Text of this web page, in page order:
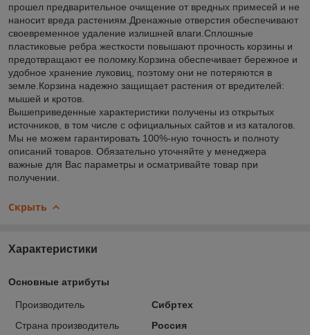
прошел предварительное очищение от вредных примесей и не
наносит вреда растениям.Дренажные отверстия обеспечивают
своевременное удаление излишней влаги.Сплошные
пластиковые ребра жесткости повышают прочность корзины и
предотвращают ее поломку.Корзина обеспечивает бережное и
удобное хранение луковиц, поэтому они не потеряются в
земле.Корзина надежно защищает растения от вредителей:
мышей и кротов.
Вышеприведенные характеристики получены из открытых
источников, в том числе с официальных сайтов и из каталогов.
Мы не можем гарантировать 100%-ную точность и полноту
описаний товаров. Обязательно уточняйте у менеджера
важные для Вас параметры и осматривайте товар при
получении.
Скрыть
Характеристики
Основные атрибуты
Производитель
Сибртех
Страна производитель
Россия